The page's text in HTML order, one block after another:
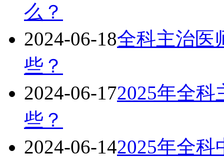
么？
2024-06-18全科主治医
些？
2024-06-172025年全
些？
2024-06-142025年全